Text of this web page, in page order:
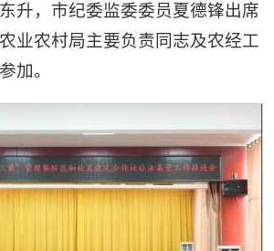
升，市纪委监委委员夏德锋出席
业农村局主要负责同志及农经工
加。